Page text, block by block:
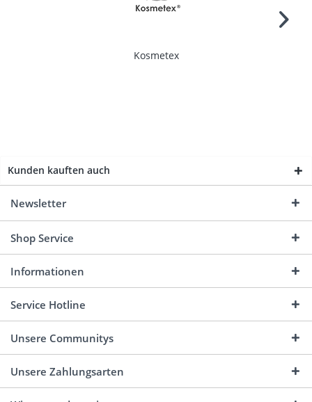
Kosmetex
Kunden kauften auch
Newsletter
Shop Service
Informationen
Service Hotline
Unsere Communitys
Unsere Zahlungsarten